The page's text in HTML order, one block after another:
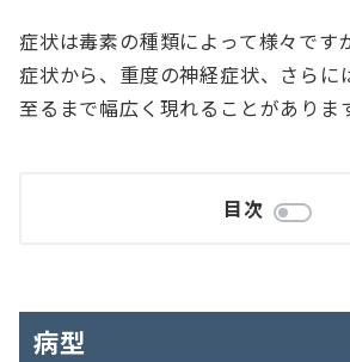
症状は毒素の種類によって様々です
症状から、重度の神経症状、さらに
至るまで幅広く現れることがありま
目次
病型